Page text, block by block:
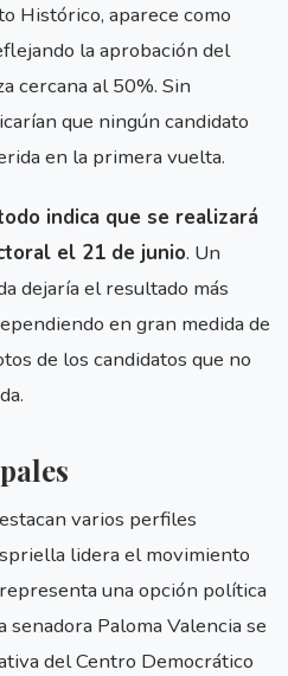
Histórico, aparece como
la aprobación del
cercana al 50%. Sin
que ningún candidato
en la primera vuelta.
indica que se realizará
el 21 de junio. Un
dejaría el resultado más
en gran medida de
de los candidatos que no
varios perfiles
lidera el movimiento
una opción política
Paloma Valencia se
del Centro Democrático